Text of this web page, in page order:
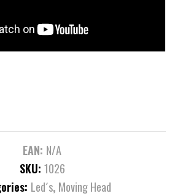
EAN: N/A
SKU: 1026
Led´s, Moving Head